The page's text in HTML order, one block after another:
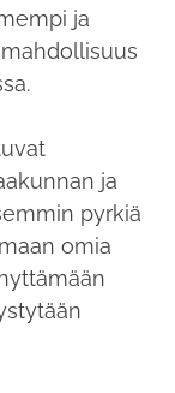
ja
ja
pyrkiä
omia